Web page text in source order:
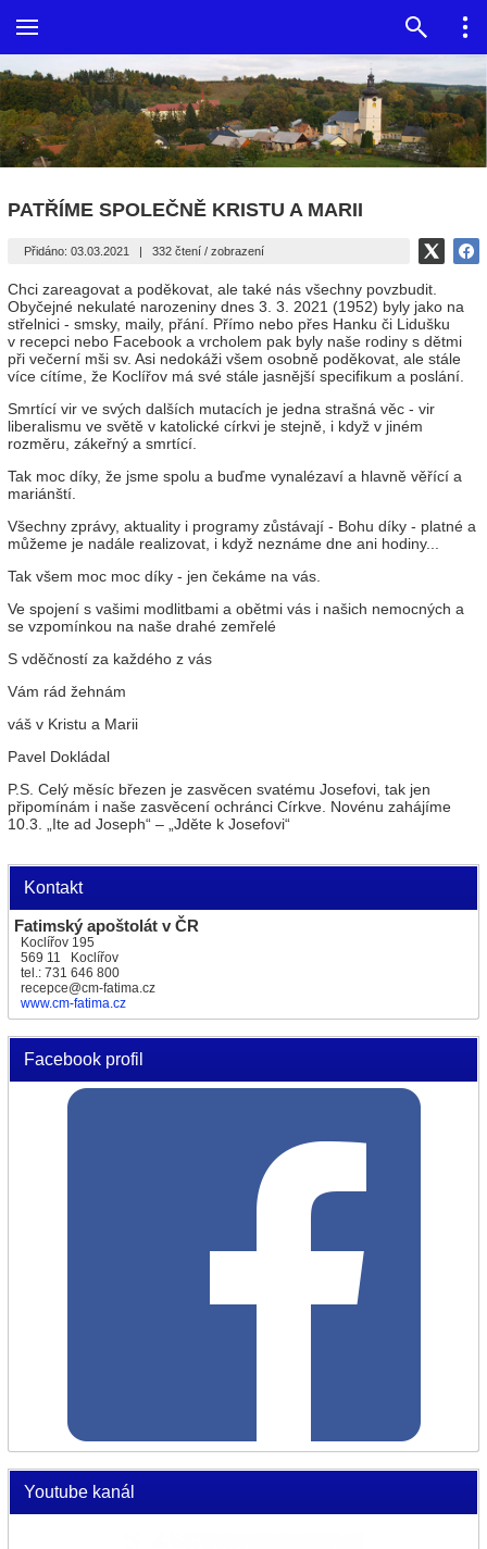
Kontakt
Fatimský apoštolát v ČR
Koclířov 195
569 11 Koclířov
tel.: 731 646 800
recepce@cm-fatima.cz
www.cm-fatima.cz
Facebook profil
Youtube kanál
PATŘÍME SPOLEČNĚ KRISTU A MARII
Přidáno: 03.03.2021 | 332 čtení / zobrazení
Chci zareagovat a poděkovat, ale také nás všechny povzbudit.
Obyčejné nekulaté narozeniny dnes 3. 3. 2021 (1952) byly jako na
střelnici - smsky, maily, přání. Přímo nebo přes Hanku či Lidušku
v recepci nebo Facebook a vrcholem pak byly naše rodiny s dětmi
při večerní mši sv. Asi nedokáži všem osobně poděkovat, ale stále
více cítíme, že Koclířov má své stále jasnější specifikum a poslání.
Smrtící vir ve svých dalších mutacích je jedna strašná věc - vir
liberalismu ve světě v katolické církvi je stejně, i když v jiném
rozměru, zákeřný a smrtící.
Tak moc díky, že jsme spolu a buďme vynalézaví a hlavně věřící a
mariánští.
Všechny zprávy, aktuality i programy zůstávají - Bohu díky - platné a
můžeme je nadále realizovat, i když neznáme dne ani hodiny...
Tak všem moc moc díky - jen čekáme na vás.
Ve spojení s vašimi modlitbami a obětmi vás i našich nemocných a
se vzpomínkou na naše drahé zemřelé
S vděčností za každého z vás
Vám rád žehnám
váš v Kristu a Marii
Pavel Dokládal
P.S. Celý měsíc březen je zasvěcen svatému Josefovi, tak jen
připomínám i naše zasvěcení ochránci Církve. Novénu zahájíme
10.3. „Ite ad Joseph“ – „Jděte k Josefovi“